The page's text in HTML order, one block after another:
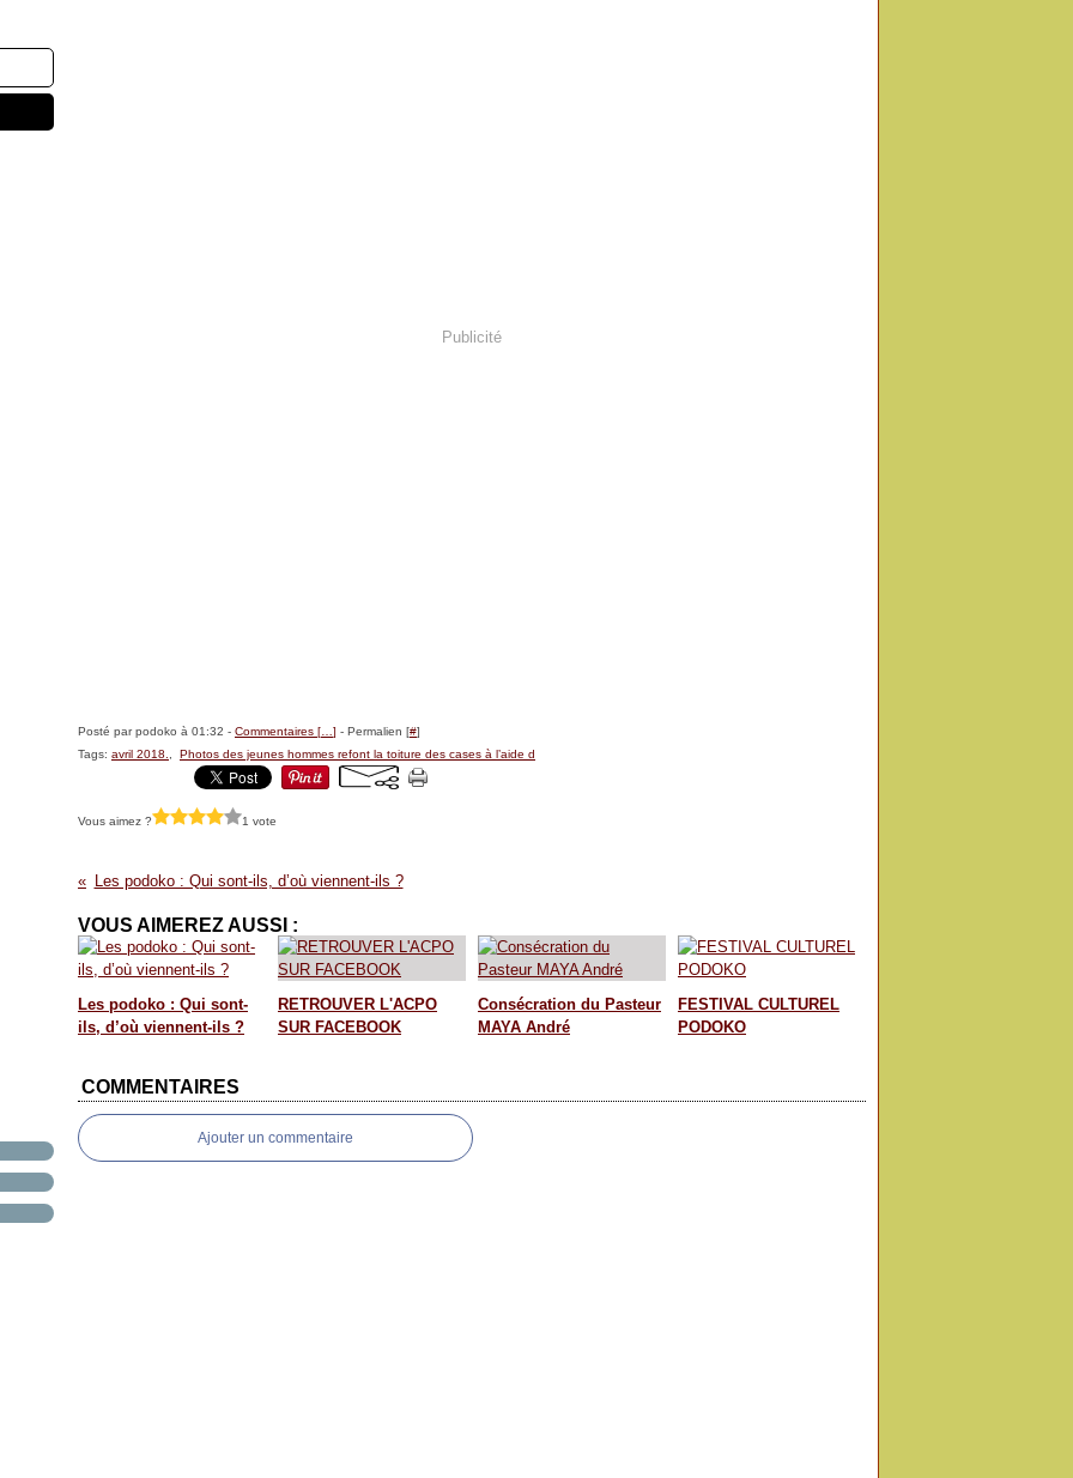
Publicité
Posté par podoko à 01:32 - Commentaires [ ] - Permalien [#]
Tags: avril 2018. Photos des jeunes hommes refont la toiture des cases à l’aide d
Vous aimez ? 1 vote
Les podoko : Qui sont-ils, d’où viennent-ils ?
VOUS AIMEREZ AUSSI :
Les podoko : Qui sont-
ils, d’où viennent-ils ?
RETROUVER L'ACPO
SUR FACEBOOK
Consécration du Pasteur
MAYA André
FESTIVAL CULTUREL
PODOKO
COMMENTAIRES
Ajouter un commentaire